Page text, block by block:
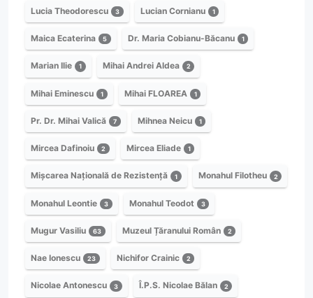
Lucia Theodorescu 3 Lucian Cornianu 1
Maica Ecaterina 5 Dr. Maria Cobianu-Băcanu 1
Marian Ilie 1 Mihai Andrei Aldea 2
Mihai Eminescu 1 Mihai FLOAREA 1
Pr. Dr. Mihai Valică 7 Mihnea Neicu 1
Mircea Dafinoiu 2 Mircea Eliade 1
Mișcarea Națională de Rezistență 1 Monahul Filotheu 2
Monahul Leontie 3 Monahul Teodot 3
Mugur Vasiliu 63 Muzeul Țăranului Român 2
Nae Ionescu 23 Nichifor Crainic 2
Nicolae Antonescu 3 Î.P.S. Nicolae Bălan 2